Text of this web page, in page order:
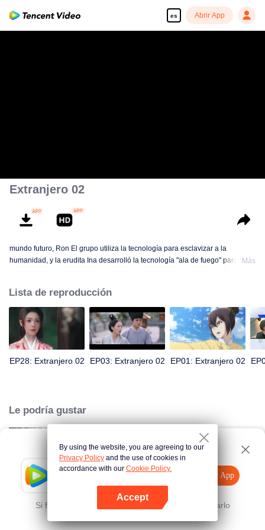
es Abrir App
Tencent Video
Abrir App
Si falla, por favor Haz clic aquí y vuelve a intentarlo
Extranjero 02
mundo futuro, Ron El grupo utiliza la tecnología para esclavizar a la
humanidad, y la erudita Ina desarrolló la tecnología "ala de fuego" para
enfrenta, completa su propia transformación y salva a la gente del puente.
Más
Lista de reproducción
EP28: Extranjero 02 EP03: Extranjero 02 EP01: Extranjero 02
Le podría gustar
Tiene que casarse
La serenata de inodoro del CEO
By using the website, you are agreeing to our
Privacy Policy and the use of cookies in
accordance with our Cookie Policy.
Accept